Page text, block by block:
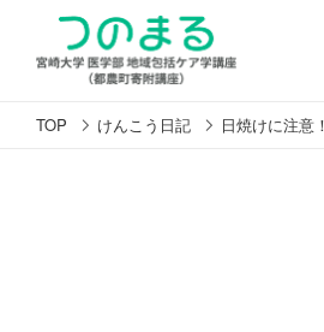
TOP けんこう日記 日焼けに注意！